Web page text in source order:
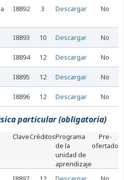
I8892 3 Descargar No
I8893 10 Descargar No
I8894 12 Descargar No
I8895 12 Descargar No
I8896 12 Descargar No
particular (obligatoria)
ClaveCréditosPrograma
de la
unidad de
aprendizaje
Pre-
ofertado